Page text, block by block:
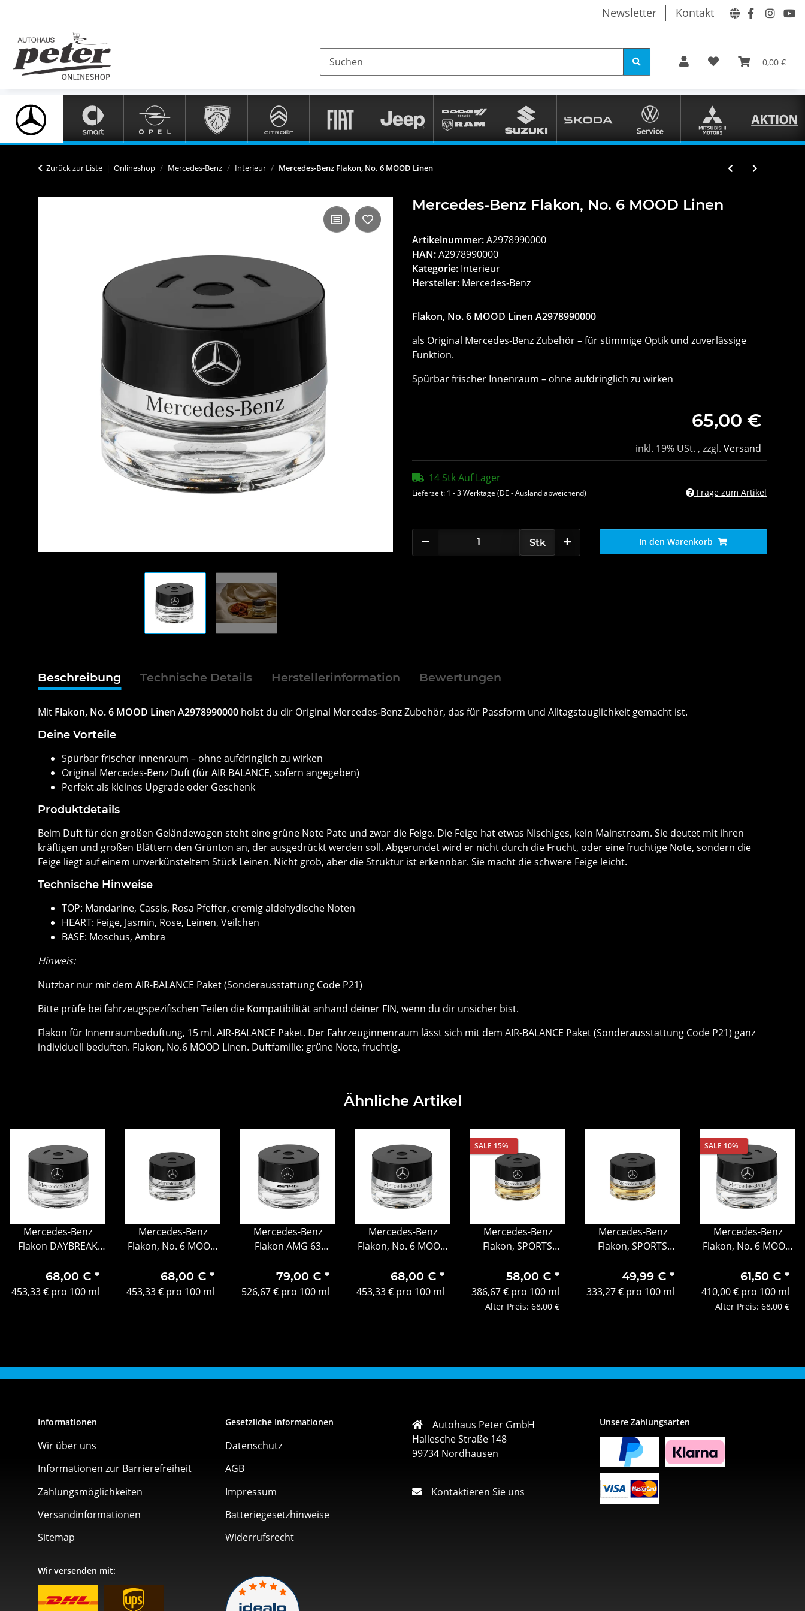
Newsletter Kontakt
0,00 €
Zurück zur Liste Onlineshop Mercedes-Benz Interieur Mercedes-Benz Flakon, No. 6 MOOD Linen
Mercedes-Benz Flakon, No. 6 MOOD Linen
Artikelnummer:A2978990000
HAN:A2978990000
Kategorie: Interieur
Hersteller: Mercedes-Benz
Flakon, No. 6 MOOD Linen A2978990000
als Original Mercedes‑Benz Zubehör – für stimmige Optik und zuverlässige
Funktion.
Spürbar frischer Innenraum – ohne aufdringlich zu wirken
65,00 €
inkl. 19% USt. , zzgl. Versand
14 Stk Auf Lager
Lieferzeit: 1 - 3 Werktage (DE - Ausland abweichend) Frage zum Artikel
Stk In den Warenkorb
Beschreibung Technische Details Herstellerinformation Bewertungen
Mit Flakon, No. 6 MOOD Linen A2978990000 holst du dir Original Mercedes‑Benz Zubehör, das für Passform und Alltagstauglichkeit gemacht ist.
Deine Vorteile
Spürbar frischer Innenraum – ohne aufdringlich zu wirken
Original Mercedes‑Benz Duft (für AIR BALANCE, sofern angegeben)
Perfekt als kleines Upgrade oder Geschenk
Produktdetails
Beim Duft für den großen Geländewagen steht eine grüne Note Pate und zwar die Feige. Die Feige hat etwas Nischiges, kein Mainstream. Sie deutet mit ihren
kräftigen und großen Blättern den Grünton an, der ausgedrückt werden soll. Abgerundet wird er nicht durch die Frucht, oder eine fruchtige Note, sondern die
Feige liegt auf einem unverkünsteltem Stück Leinen. Nicht grob, aber die Struktur ist erkennbar. Sie macht die schwere Feige leicht.
Technische Hinweise
TOP: Mandarine, Cassis, Rosa Pfeffer, cremig aldehydische Noten
HEART: Feige, Jasmin, Rose, Leinen, Veilchen
BASE: Moschus, Ambra
Hinweis:
Nutzbar nur mit dem AIR-BALANCE Paket (Sonderausstattung Code P21)
Bitte prüfe bei fahrzeugspezifischen Teilen die Kompatibilität anhand deiner FIN, wenn du dir unsicher bist.
Flakon für Innenraumbeduftung, 15 ml. AIR-BALANCE Paket. Der Fahrzeuginnenraum lässt sich mit dem AIR-BALANCE Paket (Sonderausstattung Code P21) ganz
individuell beduften. Flakon, No.6 MOOD Linen. Duftfamilie: grüne Note, fruchtig.
Ähnliche Artikel
Mercedes-Benz
Flakon DAYBREAK
Balancepaket
68,00 € *
453,33 € pro 100 ml
Mercedes-Benz
Flakon, No. 6 MOOD
68,00 € *
453,33 € pro 100 ml
Mercedes-Benz
Flakon AMG 63
79,00 € *
526,67 € pro 100 ml
Mercedes-Benz
Flakon, No. 6 MOOD
68,00 € *
453,33 € pro 100 ml
SALE 15%
Mercedes-Benz
Flakon, SPORTS
geöffnet
58,00 € *
386,67 € pro 100 ml
Alter Preis: 68,00 €
Mercedes-Benz
Flakon, SPORTS
Verpackung
49,99 € *
333,27 € pro 100 ml
SALE 10%
Mercedes-Benz
Flakon, No. 6 MOOD
61,50 € *
410,00 € pro 100 ml
Alter Preis: 68,00 €
Informationen
Wir über uns
Informationen zur Barrierefreiheit
Zahlungsmöglichkeiten
Versandinformationen
Sitemap
Gesetzliche Informationen
Datenschutz
AGB
Impressum
Batteriegesetzhinweise
Widerrufsrecht
Autohaus Peter GmbH
Hallesche Straße 148
99734 Nordhausen
Kontaktieren Sie uns
Unsere Zahlungsarten
Wir versenden mit: